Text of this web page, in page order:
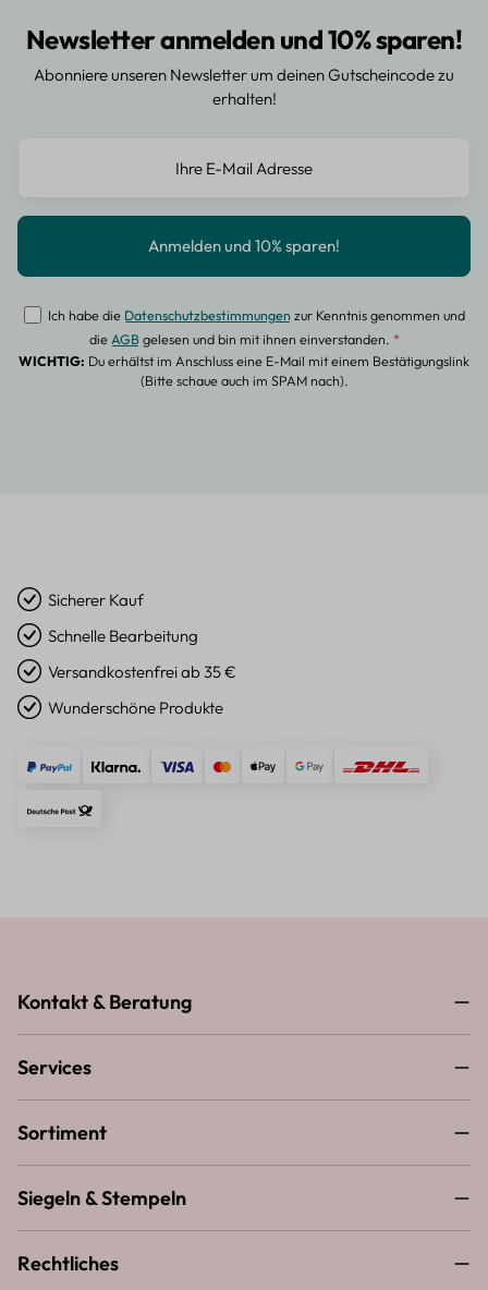
Newsletter anmelden und 10% sparen!
Abonniere unseren Newsletter um deinen Gutscheincode zu
erhalten!
Ich habe die Datenschutzbestimmungenzur Kenntnis genommen und
dieAGBgelesen und bin mit ihnen einverstanden. *
WICHTIG: Du erhältst im Anschluss eine E-Mail mit einem Bestätigungslink
(Bitte schaue auch im SPAM nach).
Sicherer Kauf
Schnelle Bearbeitung
Versandkostenfrei ab 35 €
Wunderschöne Produkte
Kontakt & Beratung
Services
Sortiment
Siegeln & Stempeln
Rechtliches